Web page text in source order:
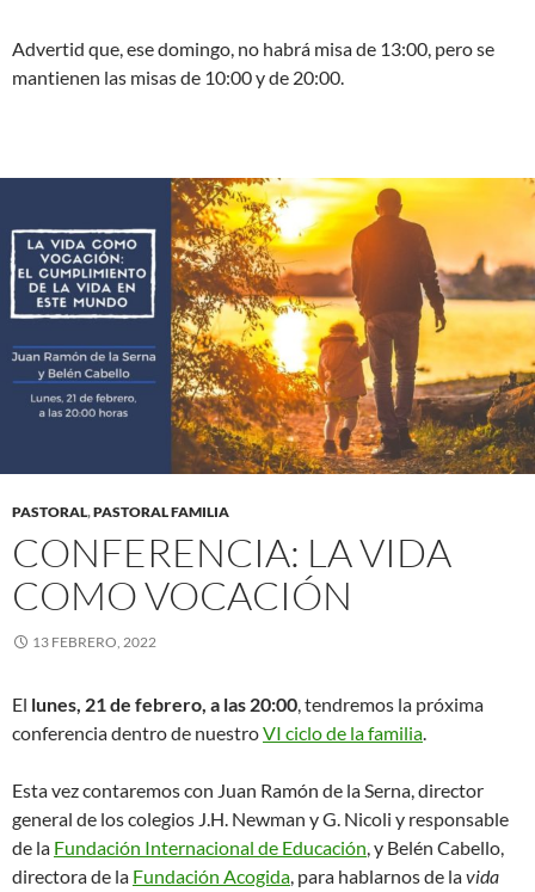
Advertid que, ese domingo, no habrá misa de 13:00, pero se
mantienen las misas de 10:00 y de 20:00.
PASTORAL,PASTORAL FAMILIA
CONFERENCIA: LA VIDA
COMO VOCACIÓN
13 FEBRERO, 2022
El lunes, 21 de febrero, a las 20:00, tendremos la próxima
conferencia dentro de nuestroVI ciclo de la familia.
Esta vez contaremos con Juan Ramón de la Serna, director
general de los colegios J.H. Newman y G. Nicoli y responsable
de la Fundación Internacional de Educación, y Belén Cabello,
directora de la Fundación Acogida, para hablarnos de lavida